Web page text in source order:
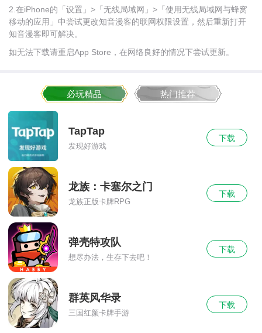
2.在iPhone的「设置」>「无线局域网」>「使用无线局域网与蜂窝
移动的应用」中尝试更改知音漫客的联网权限设置，然后重新打开
知音漫客即可解决。
如无法下载请重启App Store，在网络良好的情况下尝试更新。
必玩精品 热门推荐
TapTap
发现好游戏
下载
龙族：卡塞尔之门
龙族正版卡牌RPG
下载
弹壳特攻队
想尽办法，生存下去吧！
下载
群英风华录
三国红颜卡牌手游
下载